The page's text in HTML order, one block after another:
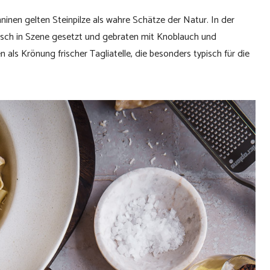
gelten Steinpilze als wahre Schätze der Natur. In der
in Szene gesetzt und gebraten mit Knoblauch und
Krönung frischer Tagliatelle, die besonders typisch für die